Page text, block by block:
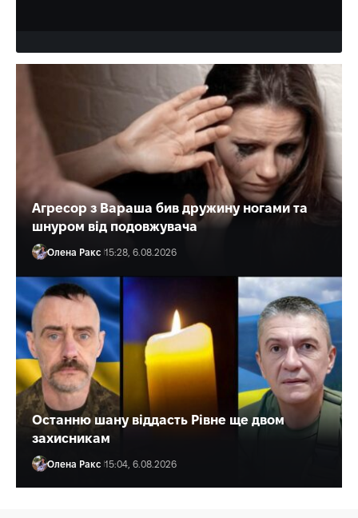
Агресор з Вараша бив дружину ногами та
шнуром від подовжувача
Олена Ракс 15:28, 6.08.2026
Останню шану віддасть Рівне ще двом
захисникам
Олена Ракс 15:04, 6.08.2026